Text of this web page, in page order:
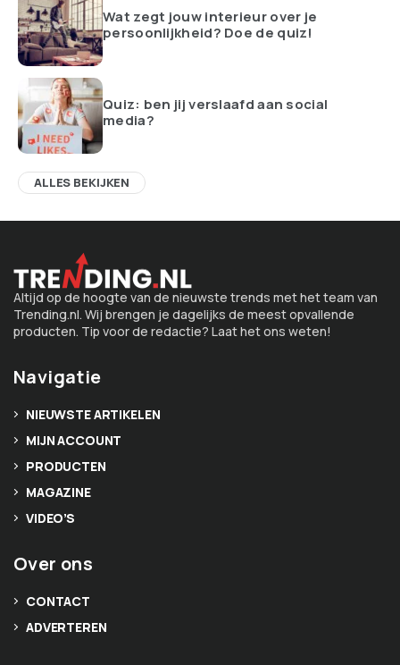
Wat zegt jouw interieur over je
persoonlijkheid? Doe de quiz!
Quiz: ben jij verslaafd aan social
media?
ALLES BEKIJKEN
Altijd op de hoogte van de nieuwste trends met het team van
Trending.nl. Wij brengen je dagelijks de meest opvallende
producten. Tip voor de redactie? Laat het ons weten!
Navigatie
NIEUWSTE ARTIKELEN
MIJN ACCOUNT
PRODUCTEN
MAGAZINE
VIDEO’S
Over ons
CONTACT
ADVERTEREN